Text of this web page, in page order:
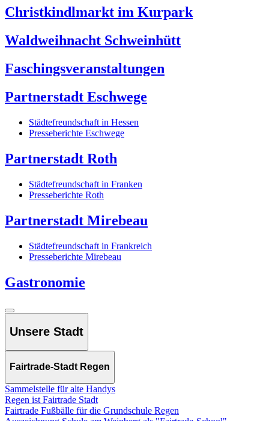
Christkindlmarkt im Kurpark
Waldweihnacht Schweinhütt
Faschingsveranstaltungen
Partnerstadt Eschwege
Städtefreundschaft in Hessen
Presseberichte Eschwege
Partnerstadt Roth
Städtefreundschaft in Franken
Presseberichte Roth
Partnerstadt Mirebeau
Städtefreundschaft in Frankreich
Presseberichte Mirebeau
Gastronomie
Unsere Stadt
Fairtrade-Stadt Regen
Sammelstelle für alte Handys
Regen ist Fairtrade Stadt
Fairtrade Fußbälle für die Grundschule Regen